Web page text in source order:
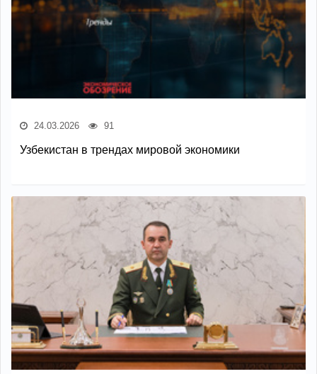
24.03.2026 91
Узбекистан в трендах мировой экономики